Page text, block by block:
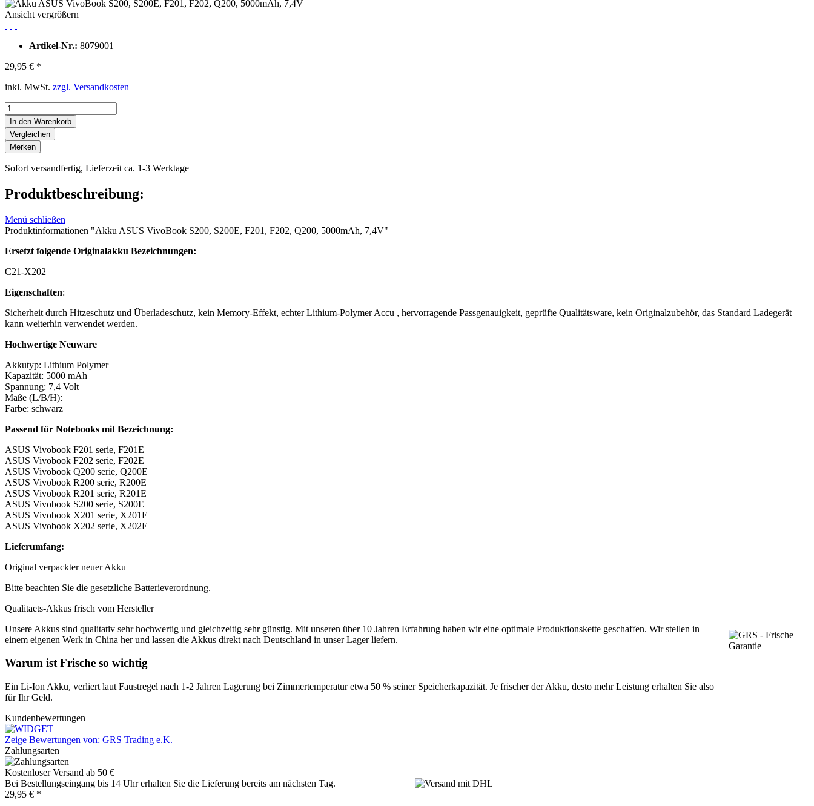
Ansicht vergrößern
Artikel-Nr.: 8079001
29,95 € *
inkl. MwSt. zzgl. Versandkosten
In den Warenkorb
Vergleichen
Merken
Sofort versandfertig, Lieferzeit ca. 1-3 Werktage
Produktbeschreibung:
Menü schließen
Produktinformationen "Akku ASUS VivoBook S200, S200E, F201, F202, Q200, 5000mAh, 7,4V"
Ersetzt folgende Originalakku Bezeichnungen:
C21-X202
Eigenschaften:
Sicherheit durch Hitzeschutz und Überladeschutz, kein Memory-Effekt, echter Lithium-Polymer Accu , hervorragende Passgenauigkeit, geprüfte Qualitätsware, kein Originalzubehör, das Standard Ladegerät
kann weiterhin verwendet werden.
Hochwertige Neuware
Akkutyp: Lithium Polymer
Kapazität: 5000 mAh
Spannung: 7,4 Volt
Maße (L/B/H):
Farbe: schwarz
Passend für Notebooks mit Bezeichnung:
ASUS Vivobook F201 serie, F201E
ASUS Vivobook F202 serie, F202E
ASUS Vivobook Q200 serie, Q200E
ASUS Vivobook R200 serie, R200E
ASUS Vivobook R201 serie, R201E
ASUS Vivobook S200 serie, S200E
ASUS Vivobook X201 serie, X201E
ASUS Vivobook X202 serie, X202E
Lieferumfang:
Original verpackter neuer Akku
Bitte beachten Sie die gesetzliche Batterieverordnung.
Qualitaets-Akkus frisch vom Hersteller
Unsere Akkus sind qualitativ sehr hochwertig und gleichzeitig sehr günstig. Mit unseren über 10 Jahren Erfahrung haben wir eine optimale Produktionskette geschaffen. Wir stellen in
einem eigenen Werk in China her und lassen die Akkus direkt nach Deutschland in unser Lager liefern.
Warum ist Frische so wichtig
Ein Li-Ion Akku, verliert laut Faustregel nach 1-2 Jahren Lagerung bei Zimmertemperatur etwa 50 % seiner Speicherkapazität. Je frischer der Akku, desto mehr Leistung erhalten Sie also
für Ihr Geld.
Kundenbewertungen
Zeige Bewertungen von: GRS Trading e.K.
Zahlungsarten
Kostenloser Versand ab 50 €
Bei Bestellungseingang bis 14 Uhr erhalten Sie die Lieferung bereits am nächsten Tag.
29,95 € *